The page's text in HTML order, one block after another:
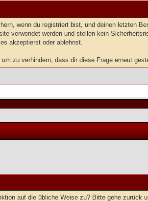
wenn du registriert bist, und deinen letzten
verwendet werden und stellen kein
akzeptierst oder ablehnst.
zu verhindern, dass dir diese Frage erneut
auf die übliche Weise zu? Bitte gehe zurück